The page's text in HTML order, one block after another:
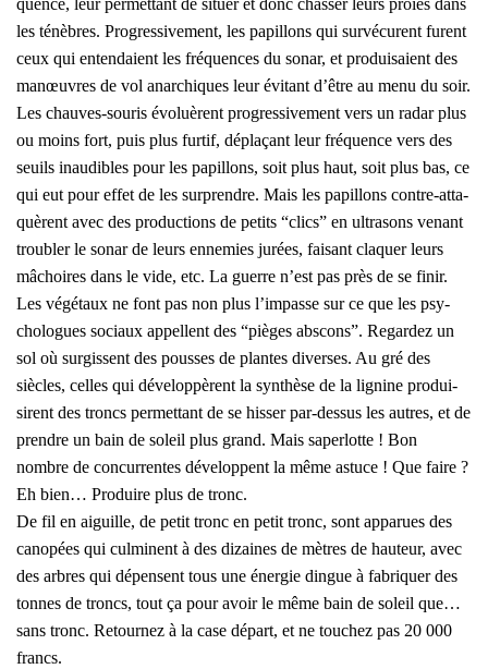
quence, leur per­met­tant de situer et donc chas­ser leurs proies dans
les ténèbres. Pro­gres­si­ve­ment, les papillons qui sur­vé­curent furent
ceux qui enten­daient les fré­quences du sonar, et pro­dui­saient des
manœuvres de vol anar­chiques leur évi­tant d’être au menu du soir.
Les chauves-sou­ris évo­luèrent pro­gres­si­ve­ment vers un radar plus
ou moins fort, puis plus fur­tif, dépla­çant leur fré­quence vers des
seuils inau­dibles pour les papillons, soit plus haut, soit plus bas, ce
qui eut pour effet de les sur­prendre. Mais les papillons contre-atta­
quèrent avec des pro­duc­tions de petits “clics” en ultra­sons venant
trou­bler le sonar de leurs enne­mies jurées, fai­sant cla­quer leurs
mâchoires dans le vide, etc. La guerre n’est pas près de se finir.
Les végé­taux ne font pas non plus l’impasse sur ce que les psy­
cho­logues sociaux appellent des “pièges abs­cons”. Regar­dez un
sol où sur­gissent des pousses de plantes diverses. Au gré des
siècles, celles qui déve­lop­pèrent la syn­thèse de la lignine pro­dui­
sirent des troncs per­met­tant de se his­ser par-des­sus les autres, et de
prendre un bain de soleil plus grand. Mais saper­lotte ! Bon
nombre de concur­rentes déve­loppent la même astuce ! Que faire ?
Eh bien… Pro­duire plus de tronc.
De fil en aiguille, de petit tronc en petit tronc, sont appa­rues des
cano­pées qui culminent à des dizaines de mètres de hau­teur, avec
des arbres qui dépensent tous une éner­gie dingue à fabri­quer des
tonnes de troncs, tout ça pour avoir le même bain de soleil que…
sans tronc. Retour­nez à la case départ, et ne tou­chez pas 20 000
francs.